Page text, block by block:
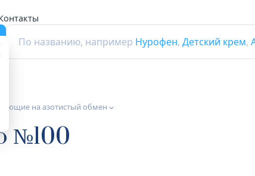
По названию, например Нурофен, Детский крем,
на азотистый обмен
№100